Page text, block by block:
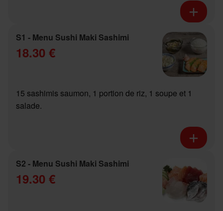
S1 - Menu Sushi Maki Sashimi
18.30 €
15 sashimis saumon, 1 portion de riz, 1 soupe et 1
salade.
S2 - Menu Sushi Maki Sashimi
19.30 €